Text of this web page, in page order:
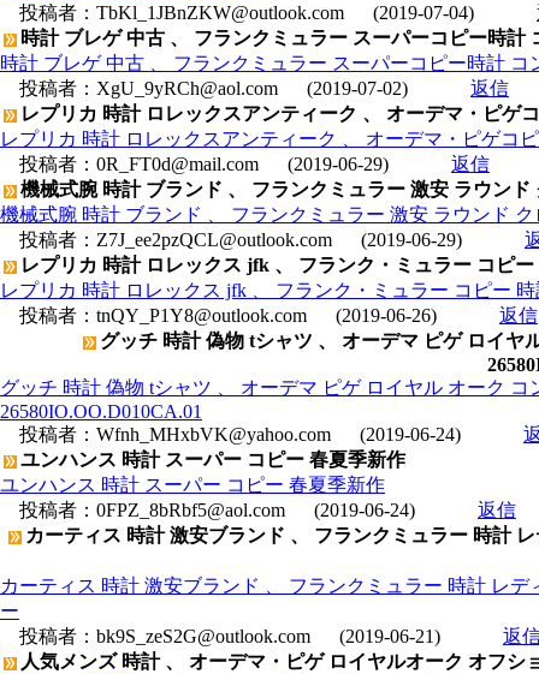
投稿者： TbKl_1JBnZKW@outlook.com (2019-07-04)
時計 ブレゲ 中古 、 フランクミュラー スーパーコピー時計
時計 ブレゲ 中古 、 フランクミュラー スーパーコピー時計
投稿者： XgU_9yRCh@aol.com (2019-07-02)
返信
レプリカ 時計 ロレックスアンティーク 、 オーデマ・ピゲコ
レプリカ 時計 ロレックスアンティーク 、 オーデマ・ピゲコピ
投稿者： 0R_FT0d@mail.com (2019-06-29)
返信
機械式腕 時計 ブランド 、 フランクミュラー 激安 ラウン
機械式腕 時計 ブランド 、 フランクミュラー 激安 ラウンド
投稿者： Z7J_ee2pzQCL@outlook.com (2019-06-29)
レプリカ 時計 ロレックス jfk 、 フランク・ミュラー コピ
レプリカ 時計 ロレックス jfk 、 フランク・ミュラー コピー
投稿者： tnQY_P1Y8@outlook.com (2019-06-26)
返信
グッチ 時計 偽物 tシャツ 、 オーデマ ピゲ ロイ
グッチ 時計 偽物 tシャツ 、 オーデマ ピゲ ロイヤル オーク
26580IO.OO.D010CA.01
投稿者： Wfnh_MHxbVK@yahoo.com (2019-06-24)
ユンハンス 時計 スーパー コピー 春夏季新作
ユンハンス 時計 スーパー コピー 春夏季新作
投稿者： 0FPZ_8bRbf5@aol.com (2019-06-24)
返信
カーティス 時計 激安ブランド 、 フランクミュラー 時計
カーティス 時計 激安ブランド 、 フランクミュラー 時計 レ
ー
投稿者： bk9S_zeS2G@outlook.com (2019-06-21)
返
人気メンズ 時計 、 オーデマ・ピゲ ロイヤルオーク オフシ